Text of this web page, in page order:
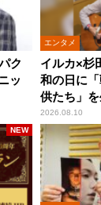
ク
ッ
エンタメ
イルカ×
和の日に
供たち」
2026.08.10
NEW